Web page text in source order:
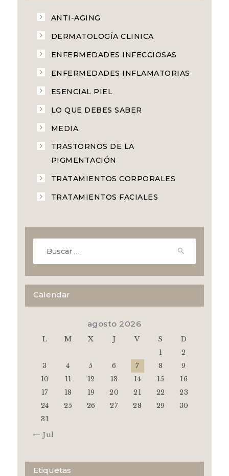
ANTI-AGING
DERMATOLOGÍA CLINICA
ENFERMEDADES INFECCIOSAS
ENFERMEDADES INFLAMATORIAS
ESENCIAL PIEL
LO QUE DEBES SABER
MEDIA
TRASTORNOS DE LA
PIGMENTACIÓN
TRATAMIENTOS CORPORALES
TRATAMIENTOS FACIALES
Calendar
agosto 2026
L M X J V S
D
1
2
3
4 5 6 7 8
9
10
11 12 13 14 15
16
17
18 19 20 21 22
23
24
25 26 27 28 29
30
31
« Jul
Etiquetas